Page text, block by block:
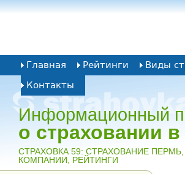
Информационный
о страховании
CТРАХОВКА 59: СТРАХОВАНИЕ
КОМПАНИИ, РЕЙТИНГИ
Главная Рейтинги Виды
Контакты